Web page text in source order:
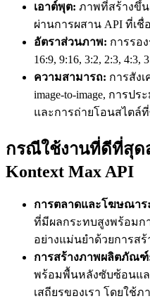
เอาต์พุต: ภาพที่สร้างขึ้น
ผ่านการผสาน API ที่เชื่
อัตราส่วนภาพ: การรอ
16:9, 9:16, 3:2, 2:3, 4:3,
ความสามารถ: การสังเ
image-to-image, การ
และการถ่ายโอนสไตล์
กรณีใช้งานที่ดีที่สุด
Kontext Max API
การตลาดและโฆษณา
ที่มีผลกระทบสูงพร้อมก
อย่างแม่นยำด้วยการส
การสร้างภาพผลิตภัณฑ์
พร้อมพื้นหลังซับซ้อนแ
เสถียรของเรา โดยใช้